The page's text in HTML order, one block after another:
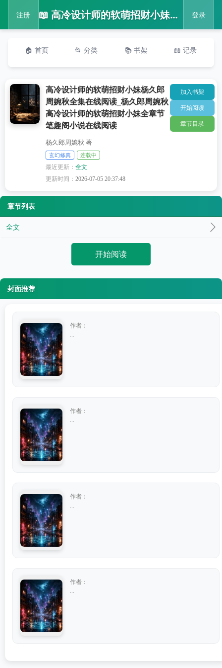
注册 📖 高冷设计师的软萌招财小妹杨久郎周婉秋全集在线阅读_杨久郎周婉秋高冷设计师的软萌招财小妹全章节笔趣阁小说在线阅读 登录
🏠 首页 📂 分类 📚 书架 📖 记录
高冷设计师的软萌招财小妹杨久郎
周婉秋全集在线阅读_杨久郎周婉秋
高冷设计师的软萌招财小妹全章节
笔趣阁小说在线阅读
杨久郎周婉秋 著
玄幻修真 连载中
最近更新：全文
更新时间：2026-07-05 20:37:48
加入书架
开始阅读
章节目录
章节列表
全文
开始阅读
封面推荐
作者：
作者：
作者：
作者：